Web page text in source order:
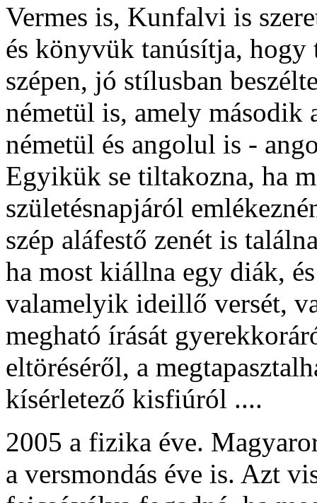
Vermes is, Kunfalvi is
és könyvük tanúsítja, hogy
szépen, jó stílusban
németül is, amely
németül és angolul is -
Egyikük se tiltakozna, ha
születésnapjáról
szép aláfestő zenét is
ha most kiállna egy diák,
valamelyik ideillő versét,
megható írását
eltöréséről, a
kísérletező kisfiúról ....
2005 a fizika éve.
a versmondás éve is. Azt